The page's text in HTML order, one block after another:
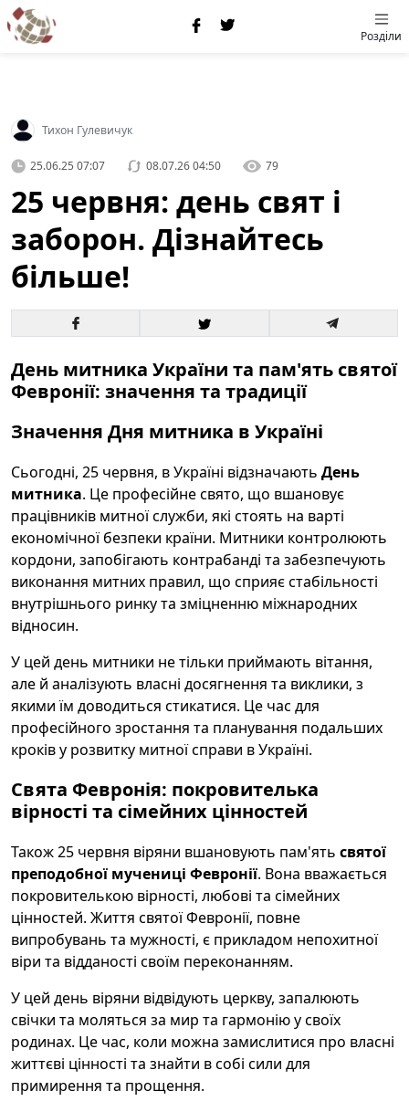
Розділи
Тихон Гулевичук
25.06.25 07:07 08.07.26 04:50 79
25 червня: день свят і
заборон. Дізнайтесь
більше!
День митника України та пам'ять святої
Февронії: значення та традиції
Значення Дня митника в Україні
Сьогодні, 25 червня, в Україні відзначають День
митника. Це професійне свято, що вшановує
працівників митної служби, які стоять на варті
економічної безпеки країни. Митники контролюють
кордони, запобігають контрабанді та забезпечують
виконання митних правил, що сприяє стабільності
внутрішнього ринку та зміцненню міжнародних
відносин.
У цей день митники не тільки приймають вітання,
але й аналізують власні досягнення та виклики, з
якими їм доводиться стикатися. Це час для
професійного зростання та планування подальших
кроків у розвитку митної справи в Україні.
Свята Февронія: покровителька
вірності та сімейних цінностей
Також 25 червня віряни вшановують пам'ять святої
преподобної мучениці Февронії. Вона вважається
покровителькою вірності, любові та сімейних
цінностей. Життя святої Февронії, повне
випробувань та мужності, є прикладом непохитної
віри та відданості своїм переконанням.
У цей день віряни відвідують церкву, запалюють
свічки та моляться за мир та гармонію у своїх
родинах. Це час, коли можна замислитися про власні
життєві цінності та знайти в собі сили для
примирення та прощення.